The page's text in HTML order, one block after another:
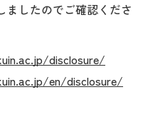
ましたのでご確認くださ
disclosure/
en/disclosure/